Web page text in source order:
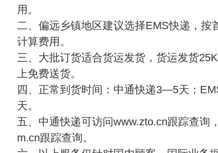
用。
二、偏远乡镇地区建议选择EMS快递，按
计算费用。
三、大批订货适合货运发货，货运发货
上免费送货。
四、正常到货时间：中通快递3—5天；
天。
五、中通快递可访问www.zto.cn跟踪查询
m.cn跟踪查询。